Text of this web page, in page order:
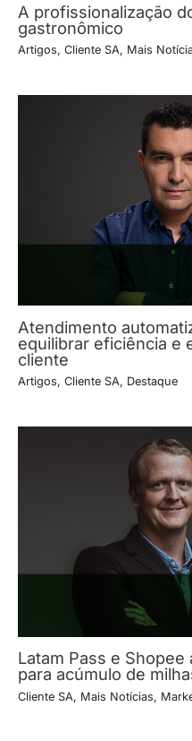
A profissionalização
gastronômico
Artigos, Cliente SA, Mais
Atendimento
equilibrar eficiência e
cliente
Artigos, Cliente SA, Destaque
Latam Pass e
para acúmulo de
Cliente SA, Mais Notícias,